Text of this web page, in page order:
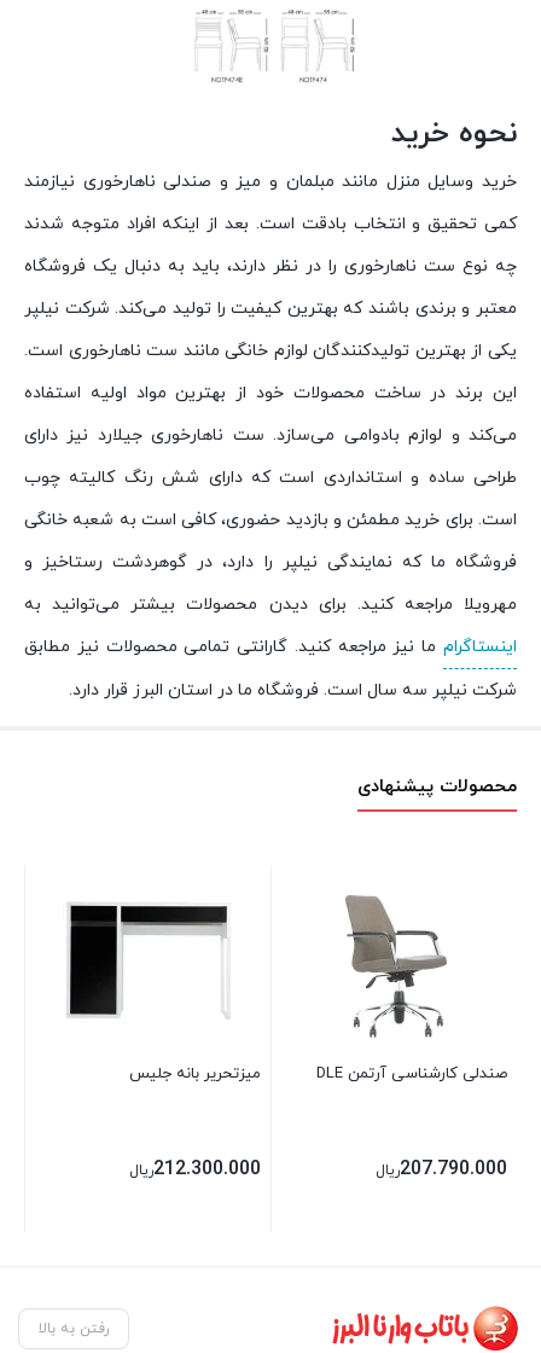
نحوه خرید
خرید وسایل منزل مانند مبلمان و میز و صندلی ناهارخوری نیازمند
کمی تحقیق و انتخاب بادقت است. بعد از اینکه افراد متوجه شدند
چه نوع ست ناهارخوری را در نظر دارند، باید به دنبال یک فروشگاه
معتبر و برندی باشند که بهترین کیفیت را تولید می‌کند. شرکت نیلپر
یکی از بهترین تولیدکنندگان لوازم خانگی مانند ست ناهارخوری است.
این برند در ساخت محصولات خود از بهترین مواد اولیه استفاده
می‌کند و لوازم بادوامی می‌سازد. ست ناهارخوری جیلارد نیز دارای
طراحی ساده و استانداردی است که دارای شش رنگ کالیته چوب
است. برای خرید مطمئن و بازدید حضوری، کافی است به شعبه خانگی
فروشگاه ما که نمایندگی نیلپر را دارد، در گوهردشت رستاخیز و
مهرویلا مراجعه کنید. برای دیدن محصولات بیشتر می‌توانید به
اینستاگرام ما نیز مراجعه کنید. گارانتی تمامی محصولات نیز مطابق
شرکت نیلپر سه سال است. فروشگاه ما در استان البرز قرار دارد.
محصولات پیشنهادی
صندلی کارشناسی آرتمن DLE
207.790.000ریال
میزتحریر بانه جلیس
212.300.000ریال
رفتن به بالا